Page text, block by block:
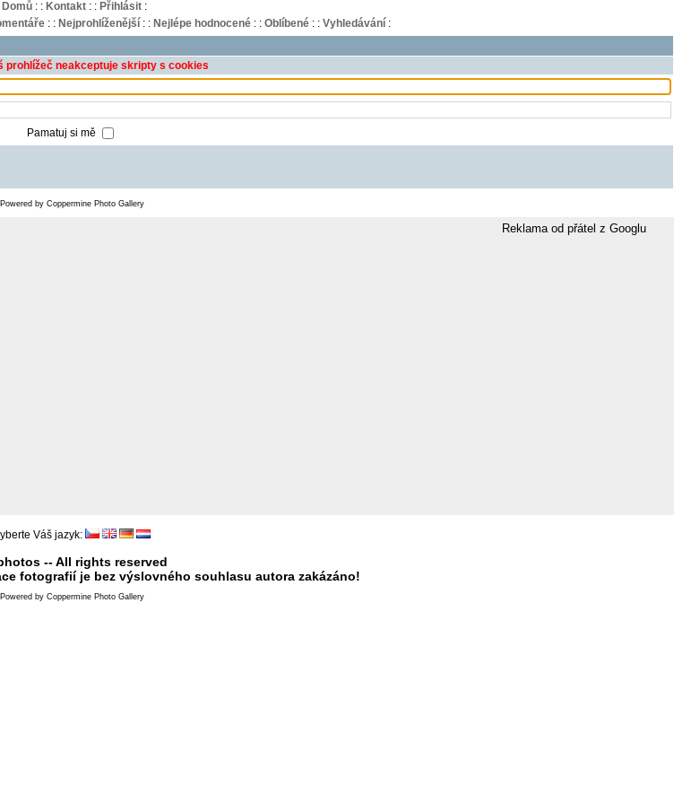
Domů : : Kontakt : : Přihlásit :
: : Nejprohlíženější: : Nejlépe hodnocené: : Oblíbené: : Vyhledávání:
prohlížeč neakceptuje skripty s cookies
Pamatuj si mě
Powered by Coppermine Photo Gallery
Reklama od přátel z Googlu
Váš jazyk:
-- All rights reserved
fotografií je bez výslovného souhlasu autora zakázáno!
Powered by Coppermine Photo Gallery